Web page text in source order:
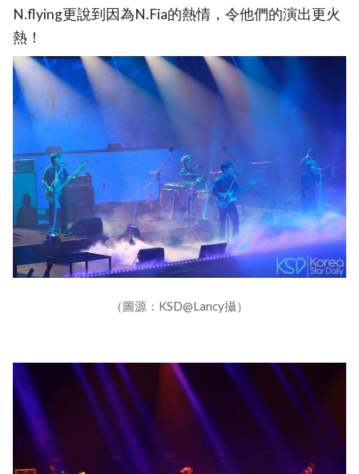
N.flying更說到因為N.Fia的熱情，令他們的演出更火
熱！
（圖源：KSD@Lancy攝）